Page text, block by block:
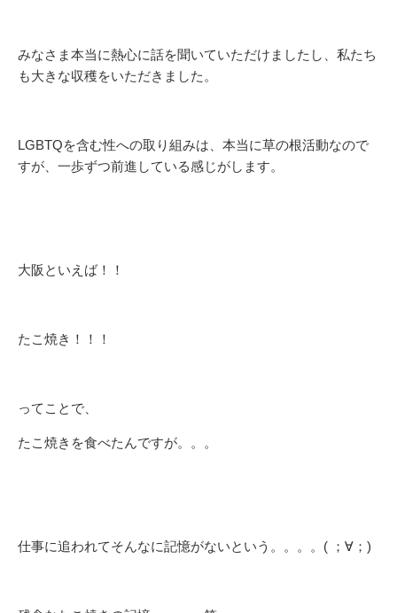
みなさま本当に熱心に話を聞いていただけましたし、私たち
も大きな収穫をいただきました。
LGBTQを含む性への取り組みは、本当に草の根活動なので
すが、一歩ずつ前進している感じがします。
大阪といえば！！
たこ焼き！！！
ってことで、
たこ焼きを食べたんですが。。。
仕事に追われてそんなに記憶がないという。。。。( ；∀；)